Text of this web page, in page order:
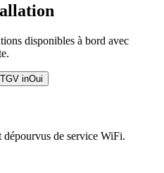
disponibles à bord avec
TGV inOui
de service WiFi.